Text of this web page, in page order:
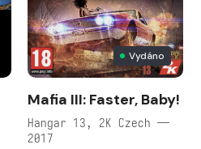
Vydáno
Mafia III: Faster, Baby!
Hangar 13, 2K Czech —
2017